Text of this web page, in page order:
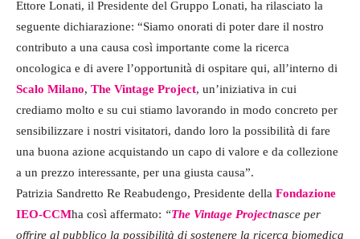
Ettore Lonati, il Presidente del Gruppo Lonati, ha rilasciato la
seguente dichiarazione: “Siamo onorati di poter dare il nostro
contributo a una causa così importante come la ricerca
oncologica e di avere l’opportunità di ospitare qui, all’interno di
Scalo Milano, The Vintage Project, un’iniziativa in cui
crediamo molto e su cui stiamo lavorando in modo concreto per
sensibilizzare i nostri visitatori, dando loro la possibilità di fare
una buona azione acquistando un capo di valore e da collezione
a un prezzo interessante, per una giusta causa”.
Patrizia Sandretto Re Reabudengo, Presidente della Fondazione
IEO-CCMha così affermato: “The Vintage Projectnasce per
offrire al pubblico la possibilità di sostenere la ricerca biomedica